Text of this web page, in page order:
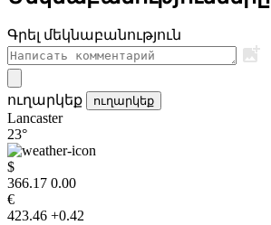
Գրել մեկնաբանություն
ուղարկեք ուղարկեք
Lancaster
23°
$
366.17 0.00
€
423.46 +0.42